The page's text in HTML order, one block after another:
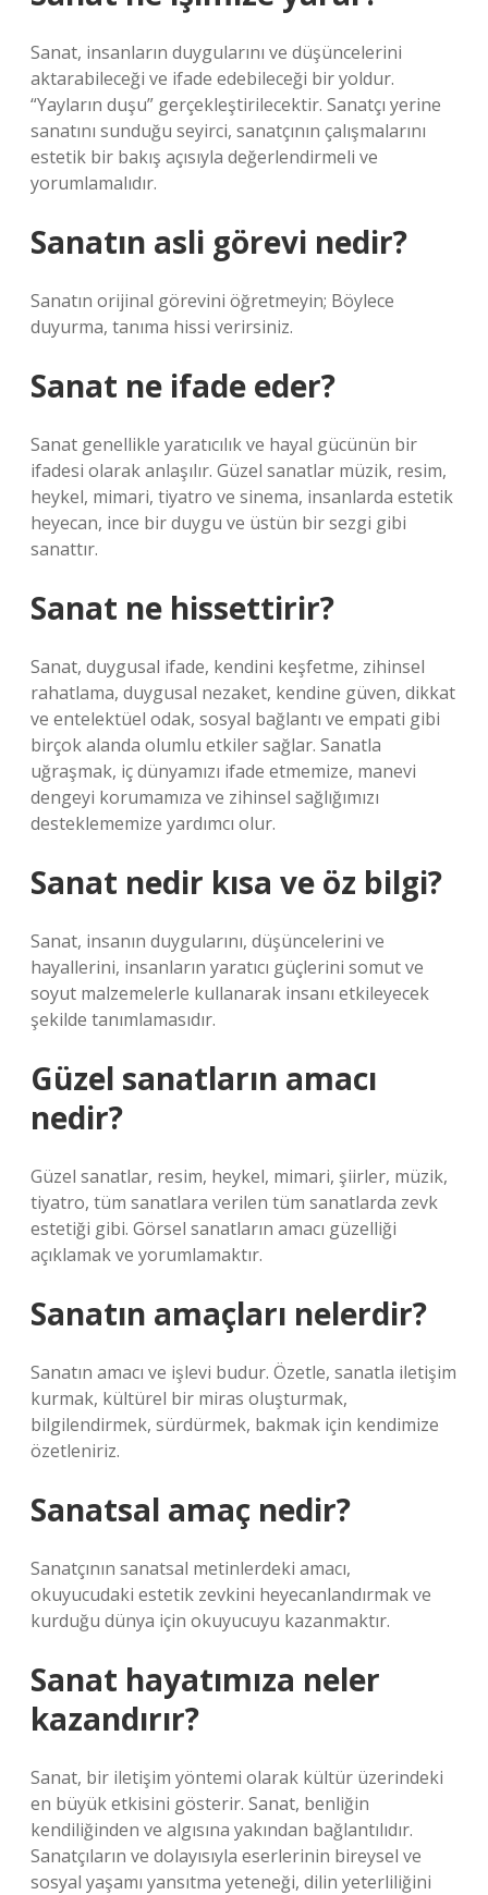
Sanat, insanların duygularını ve düşüncelerini
aktarabileceği ve ifade edebileceği bir yoldur.
“Yayların duşu” gerçekleştirilecektir. Sanatçı yerine
sanatını sunduğu seyirci, sanatçının çalışmalarını
estetik bir bakış açısıyla değerlendirmeli ve
yorumlamalıdır.
Sanatın asli görevi nedir?
Sanatın orijinal görevini öğretmeyin; Böylece
duyurma, tanıma hissi verirsiniz.
Sanat ne ifade eder?
Sanat genellikle yaratıcılık ve hayal gücünün bir
ifadesi olarak anlaşılır. Güzel sanatlar müzik, resim,
heykel, mimari, tiyatro ve sinema, insanlarda estetik
heyecan, ince bir duygu ve üstün bir sezgi gibi
sanattır.
Sanat ne hissettirir?
Sanat, duygusal ifade, kendini keşfetme, zihinsel
rahatlama, duygusal nezaket, kendine güven, dikkat
ve entelektüel odak, sosyal bağlantı ve empati gibi
birçok alanda olumlu etkiler sağlar. Sanatla
uğraşmak, iç dünyamızı ifade etmemize, manevi
dengeyi korumamıza ve zihinsel sağlığımızı
desteklememize yardımcı olur.
Sanat nedir kısa ve öz bilgi?
Sanat, insanın duygularını, düşüncelerini ve
hayallerini, insanların yaratıcı güçlerini somut ve
soyut malzemelerle kullanarak insanı etkileyecek
şekilde tanımlamasıdır.
Güzel sanatların amacı
nedir?
Güzel sanatlar, resim, heykel, mimari, şiirler, müzik,
tiyatro, tüm sanatlara verilen tüm sanatlarda zevk
estetiği gibi. Görsel sanatların amacı güzelliği
açıklamak ve yorumlamaktır.
Sanatın amaçları nelerdir?
Sanatın amacı ve işlevi budur. Özetle, sanatla iletişim
kurmak, kültürel bir miras oluşturmak,
bilgilendirmek, sürdürmek, bakmak için kendimize
özetleniriz.
Sanatsal amaç nedir?
Sanatçının sanatsal metinlerdeki amacı,
okuyucudaki estetik zevkini heyecanlandırmak ve
kurduğu dünya için okuyucuyu kazanmaktır.
Sanat hayatımıza neler
kazandırır?
Sanat, bir iletişim yöntemi olarak kültür üzerindeki
en büyük etkisini gösterir. Sanat, benliğin
kendiliğinden ve algısına yakından bağlantılıdır.
Sanatçıların ve dolayısıyla eserlerinin bireysel ve
sosyal yaşamı yansıtma yeteneği, dilin yeterliliğini